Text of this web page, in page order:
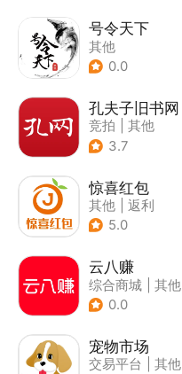
号令天下
其他
0.0
孔夫子旧书网
竞拍
其他
3.7
惊喜红包
其他
返利
5.0
云八赚
综合商城
其他
0.0
宠物市场
交易平台
其他